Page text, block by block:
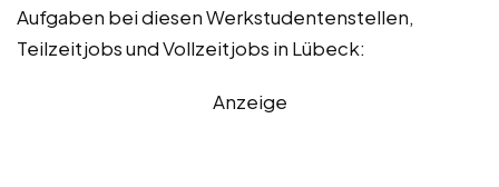
Aufgaben bei diesen Werkstudentenstellen,
Teilzeitjobs und Vollzeitjobs in Lübeck:
Anzeige